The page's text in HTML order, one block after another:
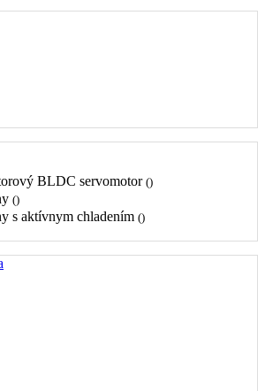
BLDC servomotor ()
()
s aktívnym chladením ()